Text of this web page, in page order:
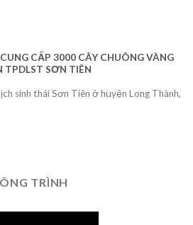
CẤP 3000 CÂY CHUÔNG VÀNG
TPDLST SƠN TIÊN
sinh thái Sơn Tiên ở huyện Long Thành,
TRÌNH